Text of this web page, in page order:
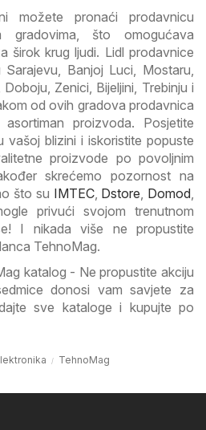
možete pronaći prodavnicu
gradovima, što omogućava
širok krug ljudi. Lidl prodavnice
Banjoj Luci, Mostaru,
Zenici, Bijeljini, Trebinju i
od ovih gradova prodavnica
proizvoda. Posjetite
vašoj blizini i iskoristite popuste
proizvode po povoljnim
skrećemo pozornost na
što su IMTEC, Dstore Domod
privući svojom trenutnom
I nikada više ne propustite
TehnoMag.
katalog - Ne propustite akciju
donosi vam savjete za
sve kataloge i kupujte po
TehnoMag